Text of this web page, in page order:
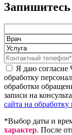
Запишитесь
Я даю
обработку
обработки
записи на
сайта на
*Выбор даты и
характер. После